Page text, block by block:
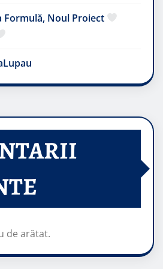
Formulă, Noul Proiect
de arătat.